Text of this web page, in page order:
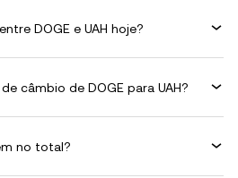
DOGE e UAH hoje?
câmbio de DOGE para UAH?
no total?